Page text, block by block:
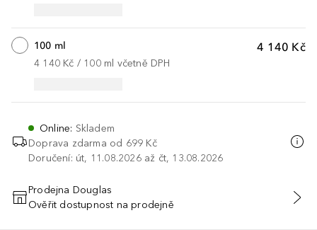
4 140 Kč
100 ml
4 140 Kč / 100 ml včetně DPH
Online: Skladem
Doprava zdarma od 699 Kč
Doručení: út, 11.08.2026 až čt, 13.08.2026
PŘIDAT DO KOŠÍKU
Prodejna Douglas
Ověřit dostupnost na prodejně